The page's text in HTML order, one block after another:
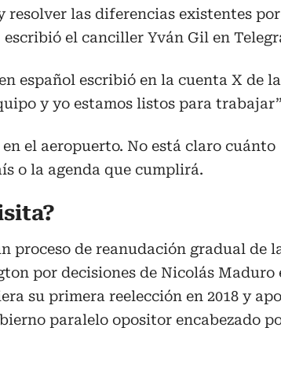
resolver las diferencias existentes
el canciller Yván Gil en
español escribió en la cuenta X de la
y yo estamos listos para
el aeropuerto. No está claro cuánto
o la agenda que cumplirá.
proceso de reanudación gradual de
por decisiones de Nicolás Maduro
su primera reelección en 2018 y
paralelo opositor encabezado